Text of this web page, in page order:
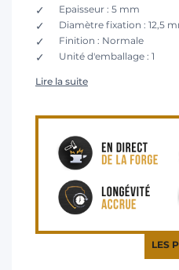
Epaisseur : 5 mm
Diamètre fixation : 12,5
Finition : Normale
Unité d'emballage : 1
Lire la suite
LES